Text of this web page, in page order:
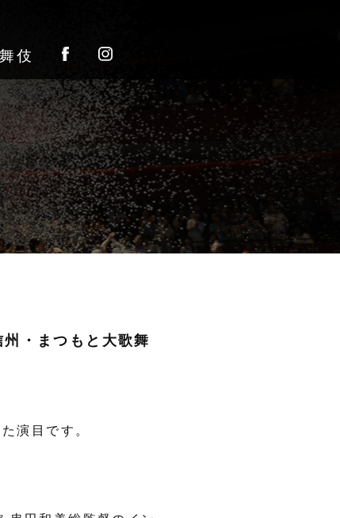
伎
・まつもと大歌舞
演目です。